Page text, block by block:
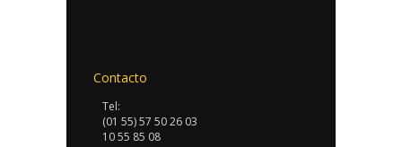
Contacto
Tel:
(01 55) 57 50 26 03
10 55 85 08